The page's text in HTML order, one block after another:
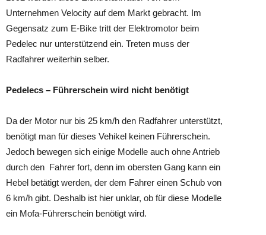
Unternehmen Velocity auf dem Markt gebracht. Im
Gegensatz zum E-Bike tritt der Elektromotor beim
Pedelec nur unterstützend ein. Treten muss der
Radfahrer weiterhin selber.
Pedelecs – Führerschein wird nicht benötigt
Da der Motor nur bis 25 km/h den Radfahrer unterstützt,
benötigt man für dieses Vehikel keinen Führerschein.
Jedoch bewegen sich einige Modelle auch ohne Antrieb
durch den Fahrer fort, denn im obersten Gang kann ein
Hebel betätigt werden, der dem Fahrer einen Schub von
6 km/h gibt. Deshalb ist hier unklar, ob für diese Modelle
ein Mofa-Führerschein benötigt wird.